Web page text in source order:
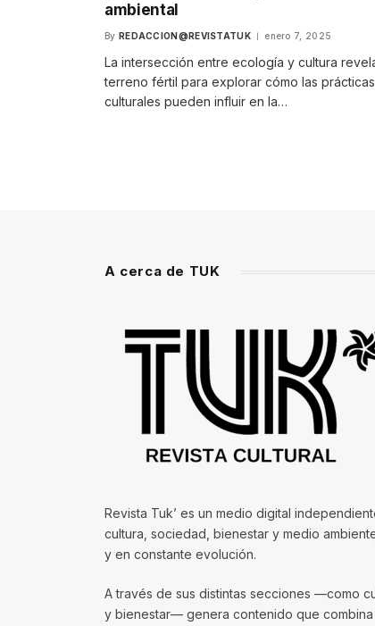
ambiental
By REDACCION@REVISTATUK enero 7, 2025
La intersección entre ecología y cultura
terreno fértil para explorar cómo las prácticas
culturales pueden influir en la…
A cerca de TUK
Revista Tuk’ es un medio digital
cultura, sociedad, bienestar y medio
y en constante evolución.
A través de sus distintas secciones —como
y bienestar— genera contenido que